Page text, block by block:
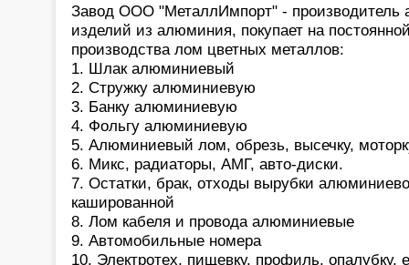
Завод ООО "МеталлИмпорт" - производитель
изделий из алюминия, покупает на
производства лом цветных металлов:
1. Шлак алюминиевый
2. Стружку алюминиевую
3. Банку алюминиевую
4. Фольгу алюминиевую
5. Алюминиевый лом, обрезь, высечку,
6. Микс, радиаторы, АМГ, авто-диски.
7. Остатки, брак, отходы вырубки
кашированной
8. Лом кабеля и провода алюминиевые
9. Автомобильные номера
10. Электротех, пищевку, профиль,